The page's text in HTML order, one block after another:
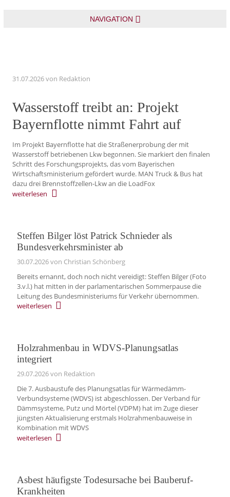
NAVIGATION
31.07.2026von Redaktion
Wasserstoff treibt an: Projekt
Bayernflotte nimmt Fahrt auf
Im Projekt Bayernflotte hat die Straßenerprobung der mit
Wasserstoff betriebenen Lkw begonnen. Sie markiert den finalen
Schritt des Forschungsprojekts, das vom Bayerischen
Wirtschaftsministerium gefördert wurde. MAN Truck & Bus hat
dazu drei Brennstoffzellen-Lkw an die LoadFox
weiterlesen
Steffen Bilger löst Patrick Schnieder als
Bundesverkehrsminister ab
30.07.2026von Christian Schönberg
Bereits ernannt, doch noch nicht vereidigt: Steffen Bilger (Foto
3.v.l.) hat mitten in der parlamentarischen Sommerpause die
Leitung des Bundesministeriums für Verkehr übernommen.
weiterlesen
Holzrahmenbau in WDVS-Planungsatlas
integriert
29.07.2026von Redaktion
Die 7. Ausbaustufe des Planungsatlas für Wärmedämm-
Verbundsysteme (WDVS) ist abgeschlossen. Der Verband für
Dämmsysteme, Putz und Mörtel (VDPM) hat im Zuge dieser
jüngsten Aktualisierung erstmals Holzrahmenbauweise in
Kombination mit WDVS
weiterlesen
Asbest häufigste Todesursache bei Bauberuf-
Krankheiten